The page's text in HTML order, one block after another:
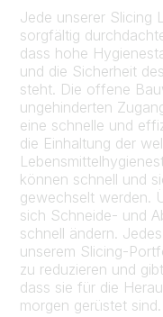
Jede unserer Slicing
sorgfältig
dass hohe
und die Sicherheit
steht. Die offene
ungehinderten
eine schnelle und
die Einhaltung der
können schnell und
gewechselt werden.
sich Schneide- und
schnell ändern.
unserem Slicing-
zu reduzieren und
dass sie für die
morgen gerüstet sind.